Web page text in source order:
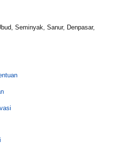
Seminyak, Sanur, Denpasar,